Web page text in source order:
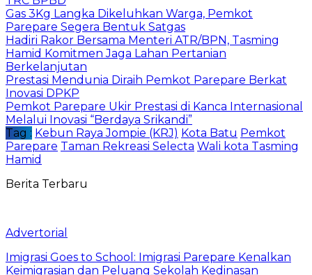
Gas 3Kg Langka Dikeluhkan Warga, Pemkot
Parepare Segera Bentuk Satgas
Hadiri Rakor Bersama Menteri ATR/BPN, Tasming
Hamid Komitmen Jaga Lahan Pertanian
Berkelanjutan
Prestasi Mendunia Diraih Pemkot Parepare Berkat
Inovasi DPKP
Pemkot Parepare Ukir Prestasi di Kanca Internasional
Melalui Inovasi “Berdaya Srikandi”
Tag : Kebun Raya Jompie (KRJ) Kota Batu Pemkot
Parepare Taman Rekreasi Selecta Wali kota Tasming
Hamid
Berita Terbaru
Advertorial
Imigrasi Goes to School: Imigrasi Parepare Kenalkan
Keimigrasian dan Peluang Sekolah Kedinasan